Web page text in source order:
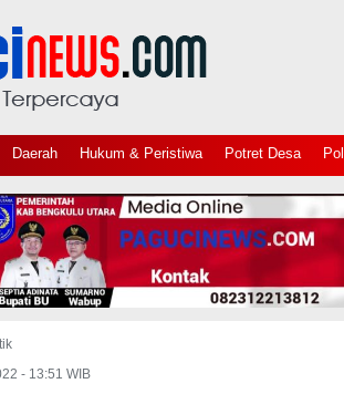
Daerah Hukum & Peristiwa Potret Desa
- 13:51 WIB